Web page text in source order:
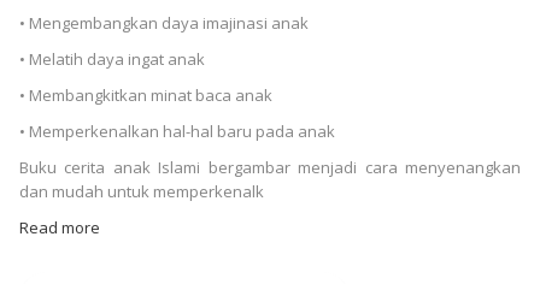
• Mengembangkan daya imajinasi anak
• Melatih daya ingat anak
• Membangkitkan minat baca anak
• Memperkenalkan hal-hal baru pada anak
Buku cerita anak Islami bergambar menjadi cara menyenangkan
dan mudah untuk memperkenalk
Read more